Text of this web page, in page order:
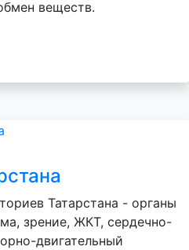
веществ.
Татарстана - органы
зрение, ЖКТ, сердечно-
двигательный